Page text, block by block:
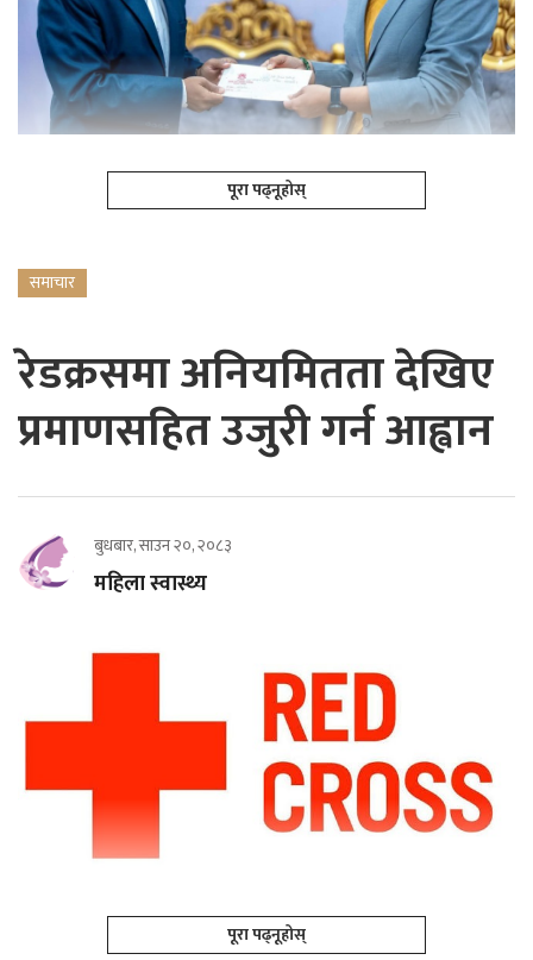
पूरा पढ्नूहोस्
समाचार
रेडक्रसमा अनियमितता देखिए
प्रमाणसहित उजुरी गर्न आह्वान
बुधबार, साउन २०, २०८३
महिला स्वास्थ्य
पूरा पढ्नूहोस्